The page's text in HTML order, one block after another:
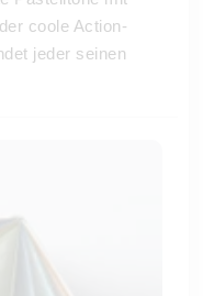
coole Action-
jeder seinen